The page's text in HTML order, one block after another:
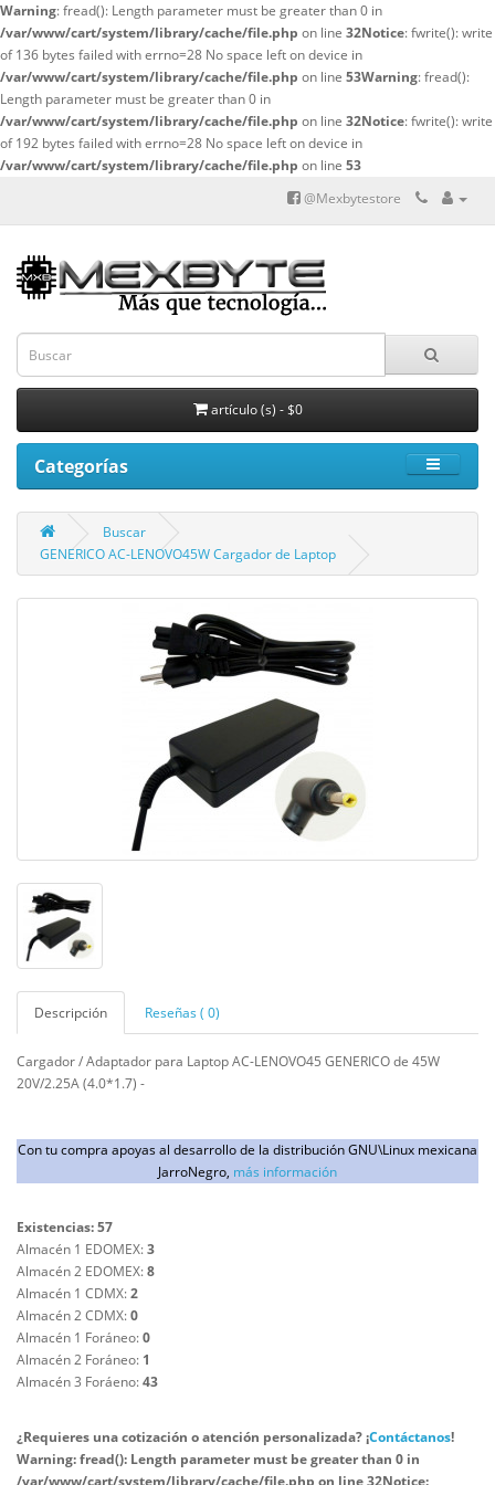
Warning: fread(): Length parameter must be greater than 0 in
/var/www/cart/system/library/cache/file.php on line 32Notice: fwrite(): write
of 136 bytes failed with errno=28 No space left on device in
/var/www/cart/system/library/cache/file.php on line 53Warning: fread():
Length parameter must be greater than 0 in
/var/www/cart/system/library/cache/file.php on line 32Notice: fwrite(): write
of 192 bytes failed with errno=28 No space left on device in
/var/www/cart/system/library/cache/file.php on line 53
@Mexbytestore
artículo (s) - $0
Categorías
Buscar
GENERICO AC-LENOVO45W Cargador de Laptop
Descripción Reseñas ( 0)
Cargador / Adaptador para Laptop AC-LENOVO45 GENERICO de 45W
20V/2.25A (4.0*1.7) -
Con tu compra apoyas al desarrollo de la distribución GNU\Linux mexicana
JarroNegro, más información
Existencias: 57
Almacén 1 EDOMEX:3
Almacén 2 EDOMEX:8
Almacén 1 CDMX:2
Almacén 2 CDMX:0
Almacén 1 Foráneo:0
Almacén 2 Foráneo: 1
Almacén 3 Foráeno:43
¿Requieres una cotización o atención personalizada? ¡Contáctanos!
Warning: fread(): Length parameter must be greater than 0 in
/var/www/cart/system/library/cache/file.php on line32Notice: